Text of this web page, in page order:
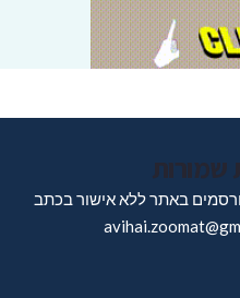
שמורות
באתר ללא אישור בכתב